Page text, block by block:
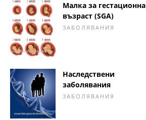
Малка за гестационна
възраст (SGA)
ЗАБОЛЯВАНИЯ
Наследствени
заболявания
ЗАБОЛЯВАНИЯ